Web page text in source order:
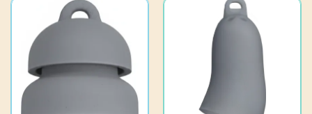
muunnelma.
Voit
tehdä
valinnat
tuotteen
sivulla.